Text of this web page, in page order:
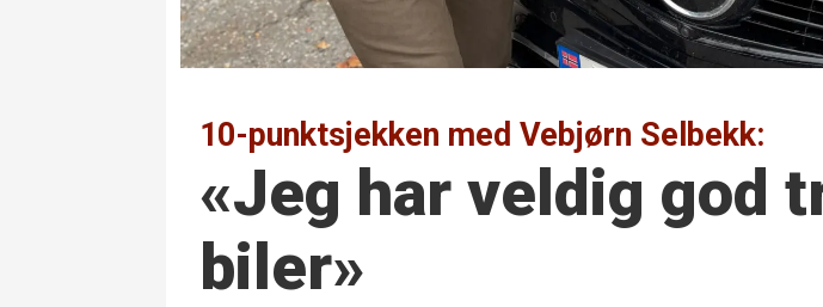
10-punktsjekken med Vebjørn Selbekk:
«Jeg har veldig god
biler»